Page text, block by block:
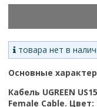
товара нет в
Основные
Кабель UGREEN
Female Cable.